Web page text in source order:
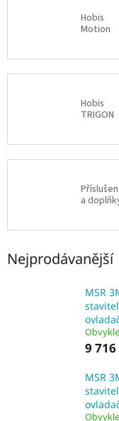
Hobis
Motion
Hobis
TRIGON
a
Nejprodávanější
MSR
9 716
MSR